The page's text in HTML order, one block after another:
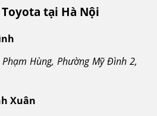
tại Hà Nội
Hùng, Phường Mỹ Đình 2,
Xuân